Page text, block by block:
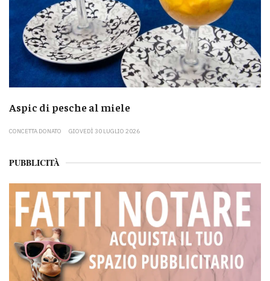
Aspic di pesche al miele
CONCETTA DONATO GIOVEDÌ 30 LUGLIO 2026
PUBBLICITÀ